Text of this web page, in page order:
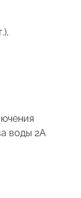
воды 2А